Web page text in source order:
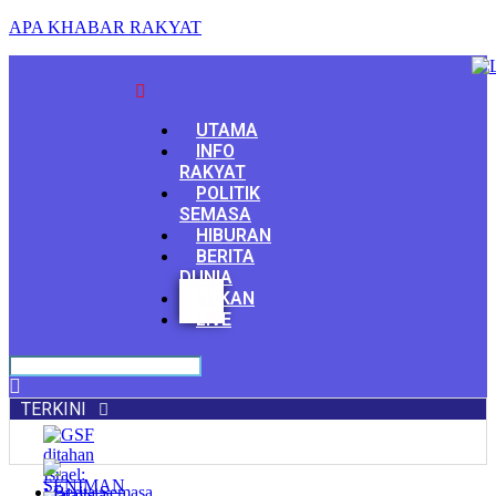
APA KHABAR RAKYAT
Menu
UTAMA
INFO
RAKYAT
POLITIK
SEMASA
HIBURAN
BERITA
DUNIA
SUKAN
LIVE
Facebook
Youtube
TERKINI